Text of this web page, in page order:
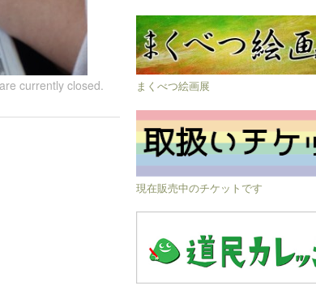
currently closed. まくべつ絵画展
現在販売中のチケットです